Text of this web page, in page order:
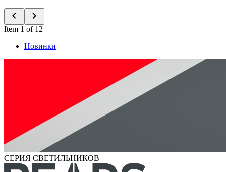
Item 1 of 12
Новинки
СЕРИЯ СВЕТИЛЬНИКОВ